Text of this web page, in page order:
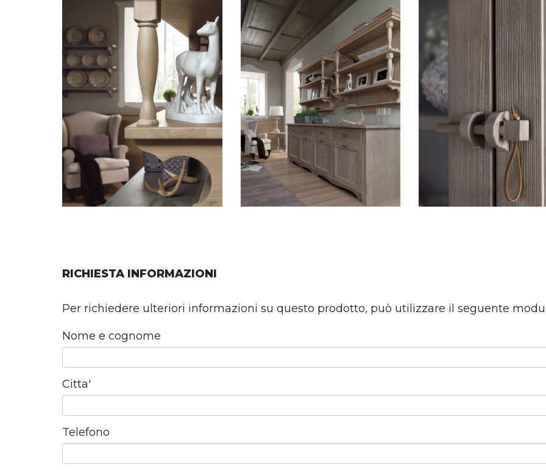
RICHIESTA INFORMAZIONI
Per richiedere ulteriori informazioni su questo prodotto, può utilizzare il seguente
Nome e cognome
Citta'
Telefono